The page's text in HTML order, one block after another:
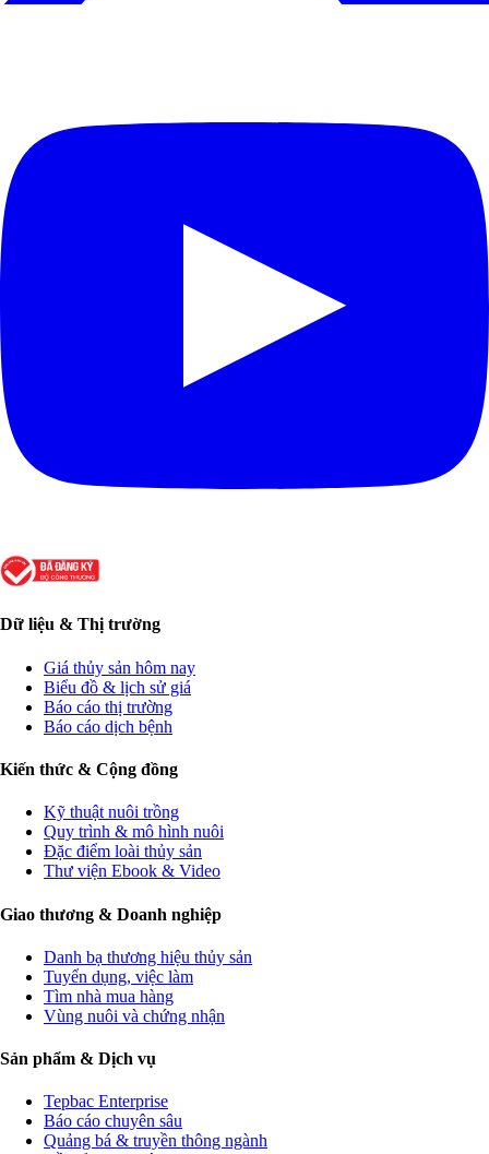
Dữ liệu & Thị trường
Giá thủy sản hôm nay
Biểu đồ & lịch sử giá
Báo cáo thị trường
Báo cáo dịch bệnh
Kiến thức & Cộng đồng
Kỹ thuật nuôi trồng
Quy trình & mô hình nuôi
Đặc điểm loài thủy sản
Thư viện Ebook & Video
Giao thương & Doanh nghiệp
Danh bạ thương hiệu thủy sản
Tuyển dụng, việc làm
Tìm nhà mua hàng
Vùng nuôi và chứng nhận
Sản phẩm & Dịch vụ
Tepbac Enterprise
Báo cáo chuyên sâu
Quảng bá & truyền thông ngành